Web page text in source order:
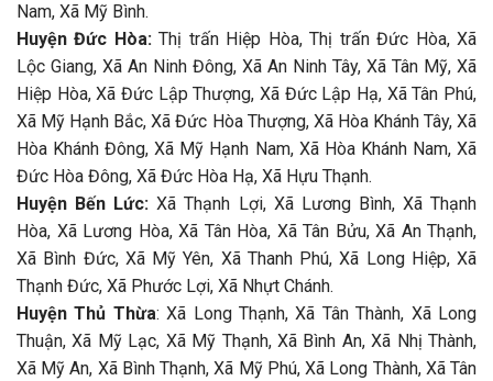
Nam, Xã Mỹ Bình.
Huyện Đức Hòa:Thị trấn Hiệp Hòa, Thị trấn Đức Hòa, Xã
Lộc Giang, Xã An Ninh Đông, Xã An Ninh Tây, Xã Tân Mỹ, Xã
Hiệp Hòa, Xã Đức Lập Thượng, Xã Đức Lập Hạ, Xã Tân Phú,
Xã Mỹ Hạnh Bắc, Xã Đức Hòa Thượng, Xã Hòa Khánh Tây, Xã
Hòa Khánh Đông, Xã Mỹ Hạnh Nam, Xã Hòa Khánh Nam, Xã
Đức Hòa Đông, Xã Đức Hòa Hạ, Xã Hựu Thạnh.
Huyện Bến Lức: Xã Thạnh Lợi, Xã Lương Bình, Xã Thạnh
Hòa, Xã Lương Hòa, Xã Tân Hòa, Xã Tân Bửu, Xã An Thạnh,
Xã Bình Đức, Xã Mỹ Yên, Xã Thanh Phú, Xã Long Hiệp, Xã
Thạnh Đức, Xã Phước Lợi, Xã Nhựt Chánh.
Huyện Thủ Thừa: Xã Long Thạnh, Xã Tân Thành, Xã Long
Thuận, Xã Mỹ Lạc, Xã Mỹ Thạnh, Xã Bình An, Xã Nhị Thành,
Xã Mỹ An, Xã Bình Thạnh, Xã Mỹ Phú, Xã Long Thành, Xã Tân